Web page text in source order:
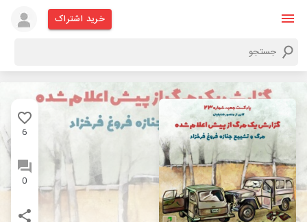
خرید اشتراک
6
0